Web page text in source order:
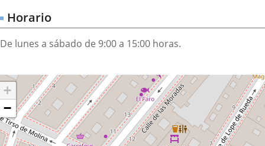
Horario
De lunes a sábado de 9:00 a 15:00 horas.
+
−